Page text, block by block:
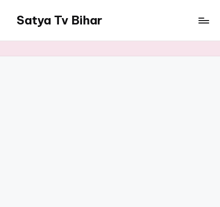
Satya Tv Bihar